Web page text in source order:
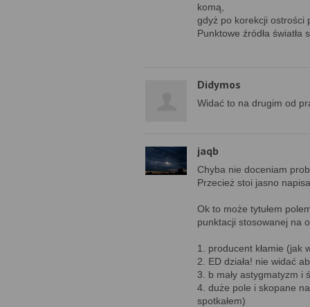
komą,
gdyż po korekcji ostrości
Punktowe źródła
Didymos
Widać to na drugim od
jaqb
Chyba nie doceniam
Przecież stoi jasno
Ok to może tytułem
punktacji stosowanej na
1. producent kłamie (jak
2. ED działa! nie widać
3. b mały astygmatyzm i
4. duże pole i skopane
spotkałem)